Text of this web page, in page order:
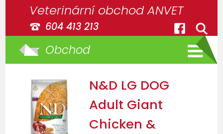
Veterinární obchod ANVET
604 413 213
Obchod
N&D LG DOG
Adult Giant
Chicken &